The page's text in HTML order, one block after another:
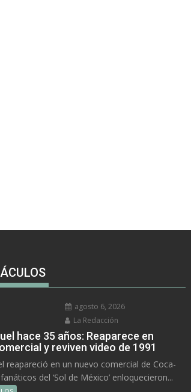
agosto 6, 2026
La Redacción
hace 35 años: Reaparece en
y reviven video de 1991
reapareció en un nuevo comercial de Coca-
del ‘Sol de México’ enloquecieron...